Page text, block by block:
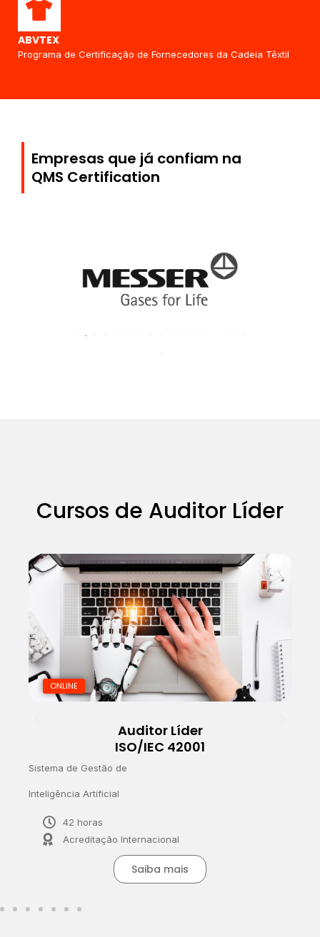
ABVTEX
Programa de Certificação de Fornecedores da Cadeia Têxtil
Empresas que já confiam na
QMS Certification
Cursos de Auditor Líder
ONLINE
Auditor Líder
ISO/IEC 42001
Sistema de Gestão de
Inteligência Artificial
42 horas
Acreditação Internacional
Saiba mais